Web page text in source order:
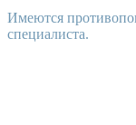
Имеются
специалиста.